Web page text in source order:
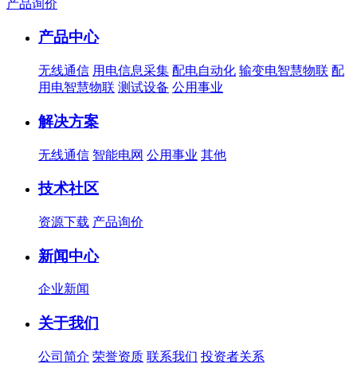
产品询价
产品中心
无线通信 用电信息采集 配电自动化 输变电智慧物联 配
用电智慧物联 测试设备 公用事业
解决方案
无线通信 智能电网 公用事业 其他
技术社区
资源下载 产品询价
新闻中心
企业新闻
关于我们
公司简介 荣誉资质 联系我们 投资者关系